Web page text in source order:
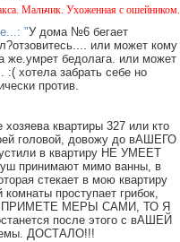
Мальчик. Ухоженная с ошейником.
"У дома №6 бегает
или может кому
же.умрет бедолага. или может
:( хотела забрать себе но
против.
квартиры 327 или кто
головой, довожу до вАШЕГО
в квартиру НЕ УМЕЕТ
принимают мимо ванны, в
стекает в мою квартиру
проступает грибок,
ПРИМЕТЕ МЕРЫ САМИ, ТО Я
после этого с вАШЕЙ
ДОСТАЛО!!!